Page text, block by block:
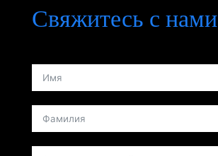
Свяжитесь с нами